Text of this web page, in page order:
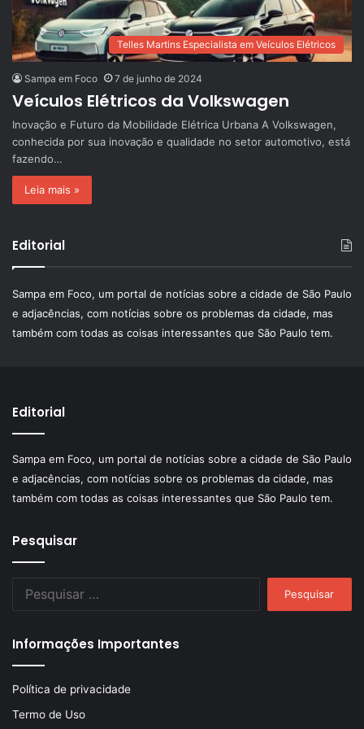
Telles Martins Especialista em Veículos Elétricos
Sampa em Foco 7 de junho de 2024
Veículos Elétricos da Volkswagen
Inovação e Futuro da Mobilidade Elétrica Urbana A Volkswagen,
conhecida por sua inovação e qualidade no setor automotivo, está
fazendo…
Leia mais »
Editorial
Sampa em Foco, um portal de notícias sobre a cidade de São Paulo
e adjacências, com notícias sobre os problemas da cidade, mas
também com todas as coisas interessantes que São Paulo tem.
Editorial
Sampa em Foco, um portal de notícias sobre a cidade de São Paulo
e adjacências, com notícias sobre os problemas da cidade, mas
também com todas as coisas interessantes que São Paulo tem.
Pesquisar
Informações Importantes
Política de privacidade
Termo de Uso